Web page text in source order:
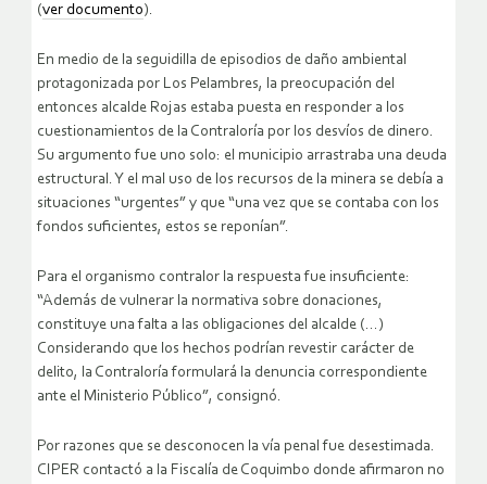
(ver documento).
En medio de la seguidilla de episodios de daño ambiental
protagonizada por Los Pelambres, la preocupación del
entonces alcalde Rojas estaba puesta en responder a los
cuestionamientos de la Contraloría por los desvíos de dinero.
Su argumento fue uno solo: el municipio arrastraba una deuda
estructural. Y el mal uso de los recursos de la minera se debía a
situaciones “urgentes” y que “una vez que se contaba con los
fondos suficientes, estos se reponían”.
Para el organismo contralor la respuesta fue insuficiente:
“Además de vulnerar la normativa sobre donaciones,
constituye una falta a las obligaciones del alcalde (…)
Considerando que los hechos podrían revestir carácter de
delito, la Contraloría formulará la denuncia correspondiente
ante el Ministerio Público”, consignó.
Por razones que se desconocen la vía penal fue desestimada.
CIPER contactó a la Fiscalía de Coquimbo donde afirmaron no